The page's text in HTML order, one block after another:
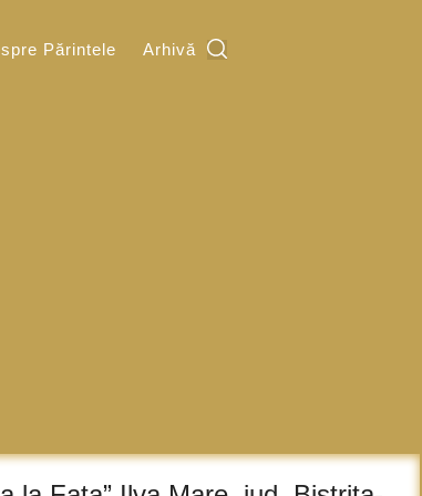
Părintele Arhivă